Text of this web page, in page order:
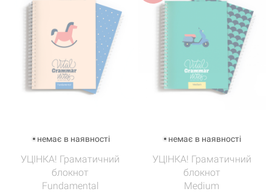
немає в наявності
УЦІНКА! Граматичний
блокнот
Fundamental
немає в наявності
УЦІНКА! Граматичний
блокнот
Medium